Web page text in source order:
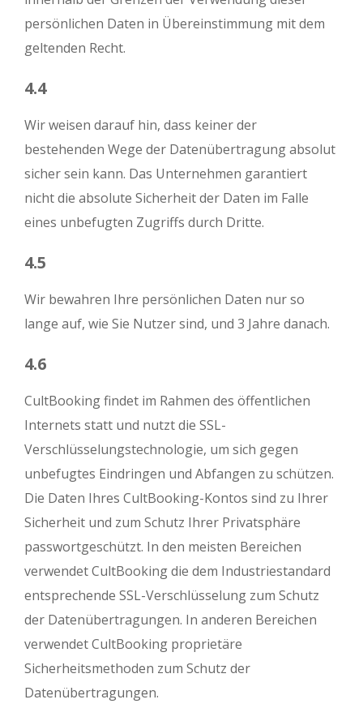
persönlichen Daten in Übereinstimmung mit dem
geltenden Recht.
4.4
Wir weisen darauf hin, dass keiner der
bestehenden Wege der Datenübertragung absolut
sicher sein kann. Das Unternehmen garantiert
nicht die absolute Sicherheit der Daten im Falle
eines unbefugten Zugriffs durch Dritte.
4.5
Wir bewahren Ihre persönlichen Daten nur so
lange auf, wie Sie Nutzer sind, und 3 Jahre danach.
4.6
CultBooking findet im Rahmen des öffentlichen
Internets statt und nutzt die SSL-
Verschlüsselungstechnologie, um sich gegen
unbefugtes Eindringen und Abfangen zu schützen.
Die Daten Ihres CultBooking-Kontos sind zu Ihrer
Sicherheit und zum Schutz Ihrer Privatsphäre
passwortgeschützt. In den meisten Bereichen
verwendet CultBooking die dem Industriestandard
entsprechende SSL-Verschlüsselung zum Schutz
der Datenübertragungen. In anderen Bereichen
verwendet CultBooking proprietäre
Sicherheitsmethoden zum Schutz der
Datenübertragungen.